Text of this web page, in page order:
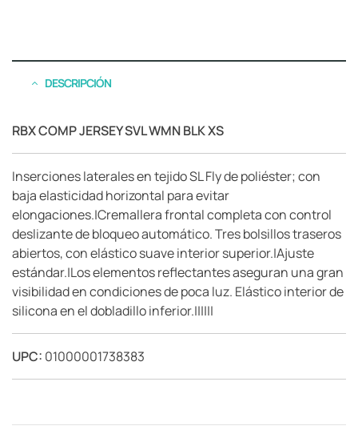
DESCRIPCIÓN
RBX COMP JERSEY SVL WMN BLK XS
Inserciones laterales en tejido SL Fly de poliéster; con
baja elasticidad horizontal para evitar
elongaciones.|Cremallera frontal completa con control
deslizante de bloqueo automático. Tres bolsillos traseros
abiertos, con elástico suave interior superior.|Ajuste
estándar.|Los elementos reflectantes aseguran una gran
visibilidad en condiciones de poca luz. Elástico interior de
silicona en el dobladillo inferior.||||||
UPC: 01000001738383